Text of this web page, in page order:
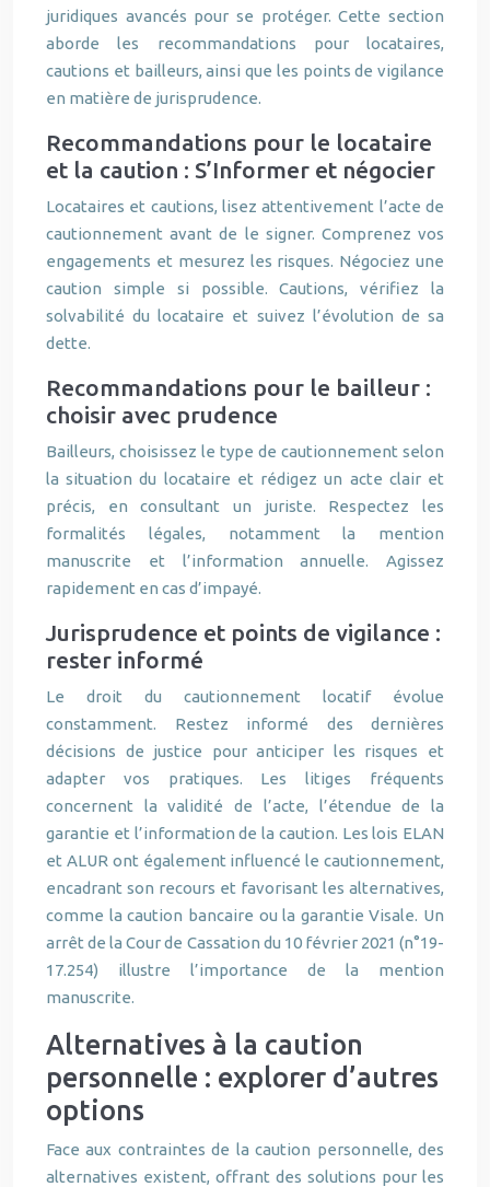
juridiques avancés pour se protéger. Cette section
aborde les recommandations pour locataires,
cautions et bailleurs, ainsi que les points de vigilance
en matière de jurisprudence.
Recommandations pour le locataire
et la caution : S’Informer et négocier
Locataires et cautions, lisez attentivement l’acte de
cautionnement avant de le signer. Comprenez vos
engagements et mesurez les risques. Négociez une
caution simple si possible. Cautions, vérifiez la
solvabilité du locataire et suivez l’évolution de sa
dette.
Recommandations pour le bailleur :
choisir avec prudence
Bailleurs, choisissez le type de cautionnement selon
la situation du locataire et rédigez un acte clair et
précis, en consultant un juriste. Respectez les
formalités légales, notamment la mention
manuscrite et l’information annuelle. Agissez
rapidement en cas d’impayé.
Jurisprudence et points de vigilance :
rester informé
Le droit du cautionnement locatif évolue
constamment. Restez informé des dernières
décisions de justice pour anticiper les risques et
adapter vos pratiques. Les litiges fréquents
concernent la validité de l’acte, l’étendue de la
garantie et l’information de la caution. Les lois ELAN
et ALUR ont également influencé le cautionnement,
encadrant son recours et favorisant les alternatives,
comme la caution bancaire ou la garantie Visale. Un
arrêt de la Cour de Cassation du 10 février 2021 (n°19-
17.254) illustre l’importance de la mention
manuscrite.
Alternatives à la caution
personnelle : explorer d’autres
options
Face aux contraintes de la caution personnelle, des
alternatives existent, offrant des solutions pour les